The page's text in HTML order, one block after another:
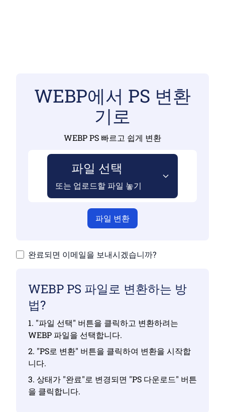
WEBP에서 PS 변환
기로
WEBP PS 빠르고 쉽게 변환
파일 선택
또는 업로드할 파일 놓기
파일 변환
완료되면 이메일을 보내시겠습니까?
WEBP PS 파일로 변환하는 방
법?
1. "파일 선택" 버튼을 클릭하고 변환하려는
WEBP 파일을 선택합니다.
2. "PS로 변환" 버튼을 클릭하여 변환을 시작합
니다.
3. 상태가 "완료"로 변경되면 "PS 다운로드" 버튼
을 클릭합니다.